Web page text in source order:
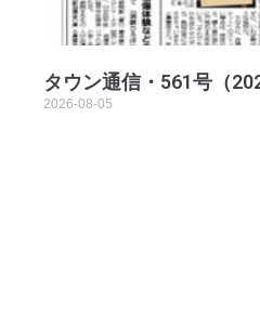
タウン通信・561号（
2026-08-05